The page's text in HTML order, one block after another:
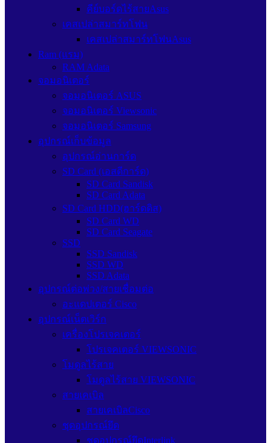
คีย์บอร์ดไร้สายAsus
เคสเปล่าสมาร์ทโฟน
เคสเปล่าสมาร์ทโฟนAsus
Ram (แรม)
RAM Adata
จอมอนิเตอร์
จอมอนิเตอร์ ASUS
จอมอนิเตอร์ Viewsonic
จอมอนิเตอร์ Samsung
อุปกรณ์เก็บข้อมูล
อุปกรณ์อ่านการ์ด
SD Card (เอสดีการ์ด)
SD Card Sandisk
SD Card Adata
SD Card HDD(ฮาร์ดดิส)
SD Card WD
SD Card Seagate
SSD
SSD Sandisk
SSD WD
SSD Adata
อุปกรณ์ต่อพ่วง/สายเชื่อมต่อ
อะแดปเตอร์ Cisco
อุปกรณ์เน็ตเวิร์ก
เครื่องโปรเจคเตอร์
โปรเจคเตอร์ VIEWSONIC
โมดูลไร้สาย
โมดูลไร้สาย VIEWSONIC
สายเคเบิล
สายเคเบิลCisco
ชุดอุปกรณ์ยึด
ชุดอุปกรณ์ยึดInterlink